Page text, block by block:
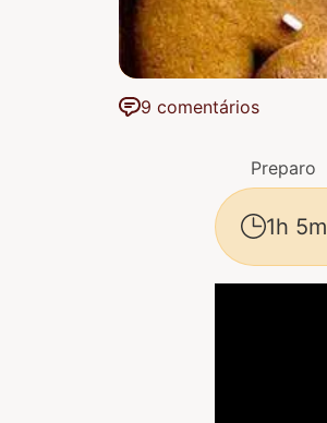
9 comentários
Preparo
1h 5m